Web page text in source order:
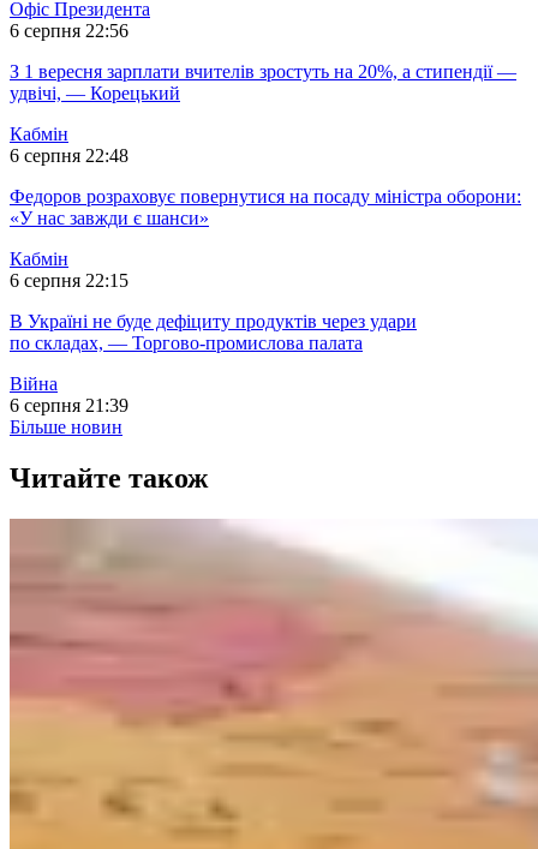
Офіс Президента
6 серпня 22:56
З 1 вересня зарплати вчителів зростуть на 20%, а стипендії —
удвічі, — Корецький
Кабмін
6 серпня 22:48
Федоров розраховує повернутися на посаду міністра оборони:
«У нас завжди є шанси»
Кабмін
6 серпня 22:15
В Україні не буде дефіциту продуктів через удари
по складах, — Торгово-промислова палата
Війна
6 серпня 21:39
Більше новин
Читайте також